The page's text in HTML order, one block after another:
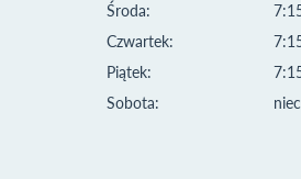
Środa:
Czwartek:
Piątek:
Sobota: